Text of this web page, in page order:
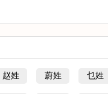
赵姓 蔚姓 乜姓